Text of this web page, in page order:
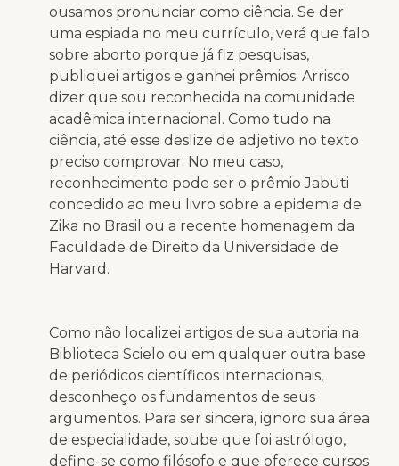
ousamos pronunciar como ciência. Se der
uma espiada no meu currículo, verá que falo
sobre aborto porque já fiz pesquisas,
publiquei artigos e ganhei prêmios. Arrisco
dizer que sou reconhecida na comunidade
acadêmica internacional. Como tudo na
ciência, até esse deslize de adjetivo no texto
preciso comprovar. No meu caso,
reconhecimento pode ser o prêmio Jabuti
concedido ao meu livro sobre a epidemia de
Zika no Brasil ou a recente homenagem da
Faculdade de Direito da Universidade de
Harvard.
Como não localizei artigos de sua autoria na
Biblioteca Scielo ou em qualquer outra base
de periódicos científicos internacionais,
desconheço os fundamentos de seus
argumentos. Para ser sincera, ignoro sua área
de especialidade, soube que foi astrólogo,
define-se como filósofo e que oferece cursos